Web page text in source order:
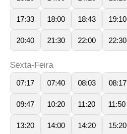
17:33 18:00 18:43 19:10
20:40 21:30 22:00 22:30
Sexta-Feira
07:17 07:40 08:03 08:17
09:47 10:20 11:20 11:50
13:20 14:00 14:20 15:20